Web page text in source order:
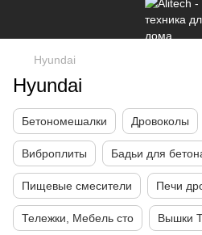
Hyundai
Hyundai
Бетономешалки Дровоколы
Виброплиты Бадьи для
Пищевые смесители Печи
Тележки, Мебель сто Вышки